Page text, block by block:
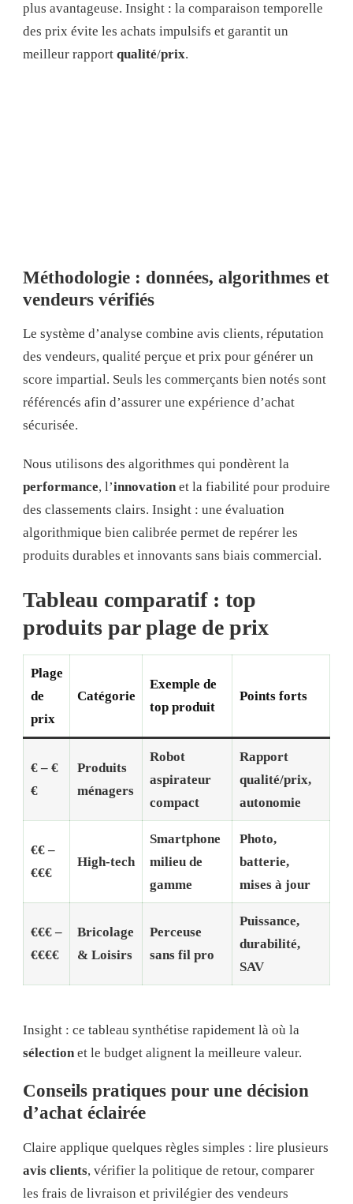
plus avantageuse. Insight : la comparaison temporelle
des prix évite les achats impulsifs et garantit un
meilleur rapport qualité/prix.
Méthodologie : données, algorithmes et
vendeurs vérifiés
Le système d’analyse combine avis clients, réputation
des vendeurs, qualité perçue et prix pour générer un
score impartial. Seuls les commerçants bien notés sont
référencés afin d’assurer une expérience d’achat
sécurisée.
Nous utilisons des algorithmes qui pondèrent la
performance, l’innovationet la fiabilité pour produire
des classements clairs. Insight : une évaluation
algorithmique bien calibrée permet de repérer les
produits durables et innovants sans biais commercial.
Tableau comparatif : top
produits par plage de prix
Plage
de
prix
Catégorie
Exemple de
top produit
Points forts
€ – €
€
Produits
ménagers
Robot
aspirateur
compact
Rapport
qualité/prix,
autonomie
€€ –
€€€
High-tech
Smartphone
milieu de
gamme
Photo,
batterie,
mises à jour
€€€ –
€€€€
Bricolage
& Loisirs
Perceuse
sans fil pro
Puissance,
durabilité,
SAV
Insight : ce tableau synthétise rapidement là où la
sélectionet le budget alignent la meilleure valeur.
Conseils pratiques pour une décision
d’achat éclairée
Claire applique quelques règles simples : lire plusieurs
avis clients, vérifier la politique de retour, comparer
les frais de livraison et privilégier des vendeurs